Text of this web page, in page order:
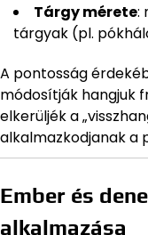
Tárgy mérete:
tárgyak (pl.
A pontosság
módosítják hangjuk
elkerüljék a
alkalmazkodjanak a
Ember és
alkalmazása